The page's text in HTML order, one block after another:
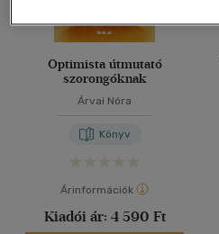
Optimista útmutató
szorongóknak
Árvai Nóra
Könyv
Árinformációk
Kiadói ár: 4 590 Ft